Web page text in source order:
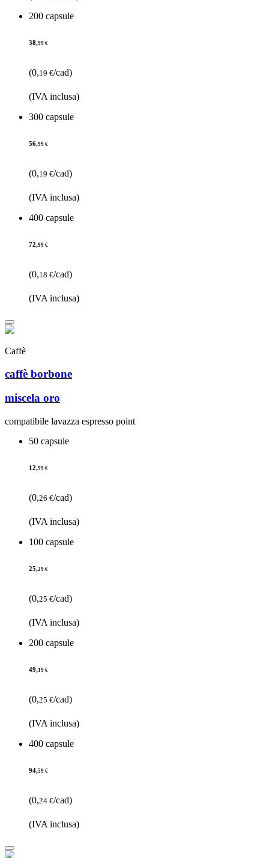
200 capsule
38,99 €
(0,19 €/cad)
(IVA inclusa)
300 capsule
56,99 €
(0,19 €/cad)
(IVA inclusa)
400 capsule
72,99 €
(0,18 €/cad)
(IVA inclusa)
Caffè
caffè borbone
miscela oro
compatibile lavazza espresso point
50 capsule
12,99 €
(0,26 €/cad)
(IVA inclusa)
100 capsule
25,29 €
(0,25 €/cad)
(IVA inclusa)
200 capsule
49,19 €
(0,25 €/cad)
(IVA inclusa)
400 capsule
94,59 €
(0,24 €/cad)
(IVA inclusa)